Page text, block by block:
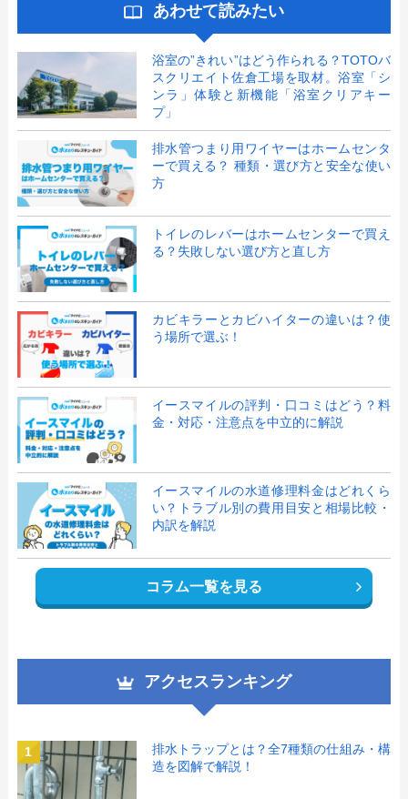
あわせて読みたい
浴室の”きれい”はどう作られる？TOTOバ
スクリエイト佐倉工場を取材。浴室「シ
ンラ」体験と新機能「浴室クリアキー
プ」
排水管つまり用ワイヤーはホームセンタ
ーで買える？ 種類・選び方と安全な使い
方
トイレのレバーはホームセンターで買え
る？失敗しない選び方と直し方
カビキラーとカビハイターの違いは？使
う場所で選ぶ！
イースマイルの評判・口コミはどう？料
金・対応・注意点を中立的に解説
イースマイルの水道修理料金はどれくら
い？トラブル別の費用目安と相場比較・
内訳を解説
コラム一覧を見る
アクセスランキング
1
排水トラップとは？全7種類の仕組み・構
造を図解で解説！